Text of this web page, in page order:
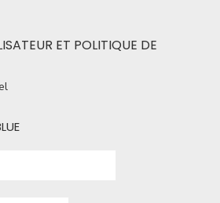
ET POLITIQUE DE